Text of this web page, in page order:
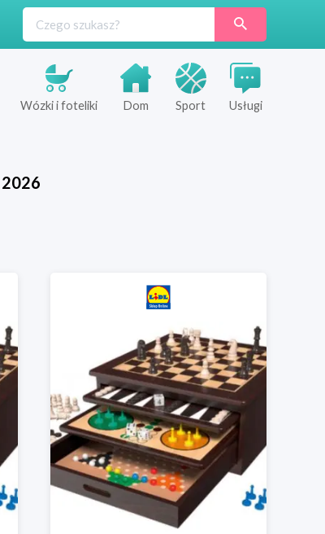
Wózki i foteliki Dom Sport Usługi
2026